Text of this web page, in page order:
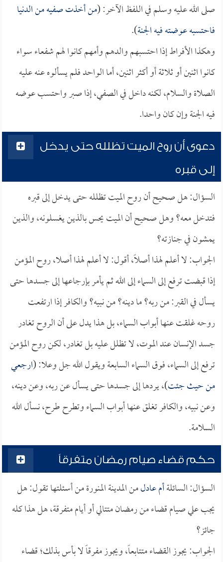
صلى الله عليه وسلم في اللفظ الآخر: (من أخذت صفيه من الدنيا
فاحتسبه عوضته فيه الجنة).
وهكذا الأفراط إذا احتسبهم والدهم وأمهم كانوا لهم شفعاء سواء
كانوا اثنين أو ثلاثة أو أكثر اثنين، أما الواحد فلم يسألوه عنه عليه
الصلاة والسلام، لكنه داخل في الصفي، إذا صبر واحتسب عوضه
فيه الجنة وإن كان واحدا.
دعوى أن روح الميت تظلله حتى يدخل
إلى قبره
السؤال: هل صحيح أن روح الميت تظلله حتى يدخل إلى قبره
فتدخل معه؟ وهل صحيح أن الميت يحس بالذين يغسلونه، والذين
يمشون في جنازته؟
الجواب: لا أعلم لهذا أصلاً، أقول: لا أعلم لهذا أصلا، روح المؤمن
إذا قبضت ترفع إلى السماء إلى الله ثم يأمر بإرجاعها إلى جسدها حتى
يسأل في القبر: من ربه؟ ما دينه؟ من نبيه؟ والكافر إذا ارتفعت
روحه غلقت عنها أبواب السماء، بل هذا يدل على أن الروح تغادر
جسد الإنسان عند الموت، لا تظلل عليه بل تغادر، لكن روح المؤمن
ترفع إلى السماء، فوق السماء السابعة ويقول الله جل وعلا: (ارجعي
من حيث جئت)، يردها إلى جسدها حتى يسأل عن ربه، وعن دينه،
وعن نبيه، والكافر تغلق عنها أبواب السماء وتطرح طرح، نسأل الله
السلامة.
حكم قضاء صيام رمضان متفرقاً
السؤال: السائلةأم عادلمن المدينة المنورة من أسئلتها تقول: هل
يجب علي صيام قضاء من رمضان متتالي أو أيام متفرقة، هل هذا كله
جائز؟
الجواب: يجوز القضاء متتابعاً، ويجوز مفرقاً لا بأس بذلك؛ قضاء